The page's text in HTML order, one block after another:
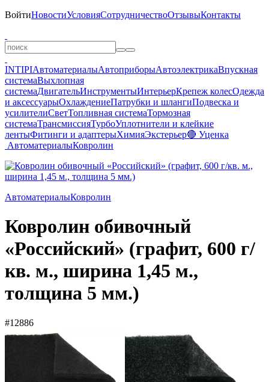
ВойтиНовостиУсловияСотрудничествоОтзывыКонтакты
INTIPIАвтоматериалыАвтоприборыАвтоэлектрикаВпускная
системаВыхлопная
системаДвигательИнструментыИнтерьерКрепеж колесОдежда
и аксессуарыОхлаждениеПатрубки и шлангиПодвеска и
усилителиСветТопливная системаТормозная
системаТрансмиссияТурбоУплотнители и клейкие
лентыФитинги и адаптерыХимияЭкстерьер🔴 Уценка
АвтоматериалыКовролин
АвтоматериалыКовролин
Ковролин обивочный
«Российский» (графит, 600 г/
кв. м., ширина 1,45 м.,
толщина 5 мм.)
#12886